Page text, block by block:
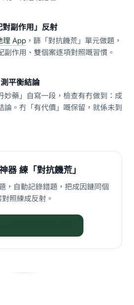
副作用」反射
理 App ，篩「對抗饑荒」單元做題，
副作用、雙個案逐項對照嘅習慣。
平衡結論
妙藥」自寫一段，檢查有冇做到：成
論。冇「有代價」嘅保留，就係未到
器 練「對抗饑荒」
，自動記錄錯題，把成因鏈同個
對照練成反射。